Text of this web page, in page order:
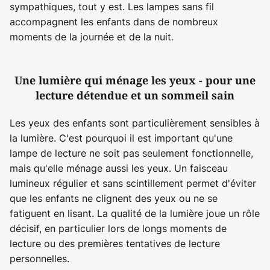
sympathiques, tout y est. Les lampes sans fil
accompagnent les enfants dans de nombreux
moments de la journée et de la nuit.
Une lumière qui ménage les yeux - pour une
lecture détendue et un sommeil sain
Les yeux des enfants sont particulièrement sensibles à
la lumière. C'est pourquoi il est important qu'une
lampe de lecture ne soit pas seulement fonctionnelle,
mais qu'elle ménage aussi les yeux. Un faisceau
lumineux régulier et sans scintillement permet d'éviter
que les enfants ne clignent des yeux ou ne se
fatiguent en lisant. La qualité de la lumière joue un rôle
décisif, en particulier lors de longs moments de
lecture ou des premières tentatives de lecture
personnelles.